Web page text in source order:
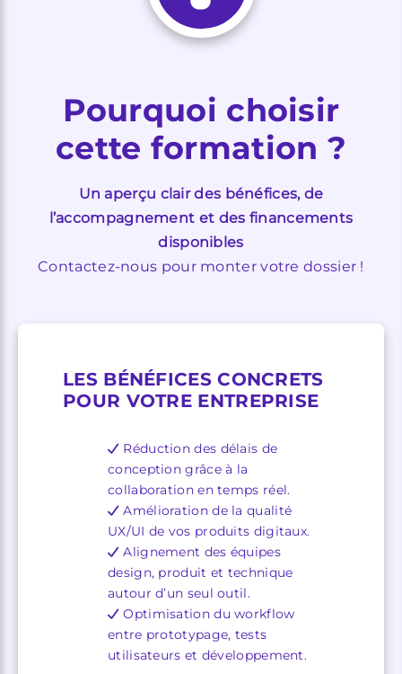
Pourquoi choisir
cette formation ?
Un aperçu clair des bénéfices, de
l’accompagnement et des financements
disponibles
Contactez-nous pour monter votre dossier !
LES BÉNÉFICES CONCRETS
POUR VOTRE ENTREPRISE
Réduction des délais de
conception grâce à la
collaboration en temps réel.
Amélioration de la qualité
UX/UI de vos produits digitaux.
Alignement des équipes
design, produit et technique
autour d’un seul outil.
Optimisation du workflow
entre prototypage, tests
utilisateurs et développement.